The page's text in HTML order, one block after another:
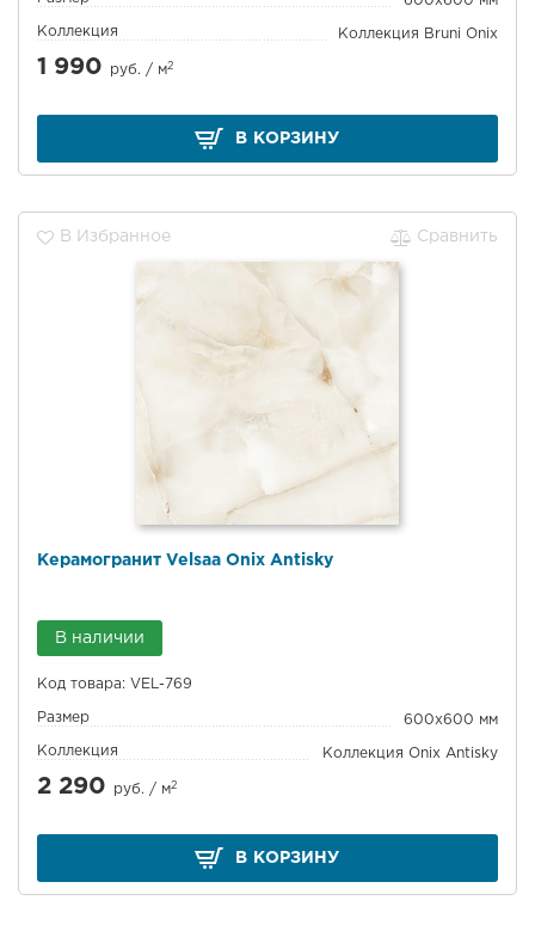
Коллекция Коллекция Bruni Onix
1 990 руб. / м2
В КОРЗИНУ
В Избранное Сравнить
Керамогранит Velsaa Onix Antisky
В наличии
Код товара: VEL-769
Размер 600x600 мм
Коллекция Коллекция Onix Antisky
2 290 руб. / м2
В КОРЗИНУ